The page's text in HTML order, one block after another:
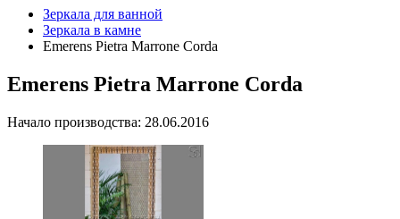
Зеркала для ванной
Зеркала в камне
Emerens Pietra Marrone Corda
Emerens Pietra Marrone Corda
Начало производства: 28.06.2016